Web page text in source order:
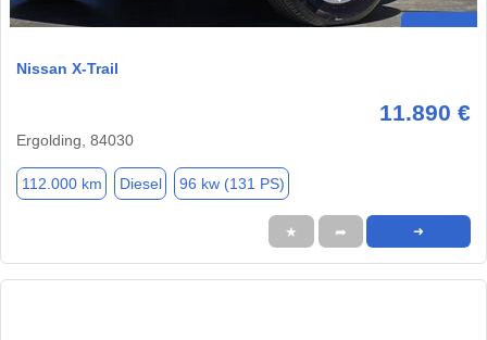
Nissan X-Trail
11.890 €
Ergolding, 84030
112.000 km Diesel 96 kw (131 PS)
★ ➦ ➜